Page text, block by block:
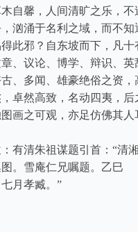
自馨，人间清旷之乐，不
汹涌于名利之域，而不知
此邪？自东坡而下，凡十
、议论、博学、辩识、英
、多闻、雄豪绝俗之资，
卓然高致，名动四夷，后
画之可观，亦足仿佛其人
有清朱祖谋题引首：“清
。雪庵仁兄嘱题。乙巳
七月孝臧。”